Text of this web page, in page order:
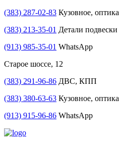
(383) 287-02-83 Кузовное, оптика
(383) 213-35-01 Детали подвески
(913) 985-35-01 WhatsApp
Старое шоссе, 12
(383) 291-96-86 ДВС, КПП
(383) 380-63-63 Кузовное, оптика
(913) 915-96-86 WhatsApp